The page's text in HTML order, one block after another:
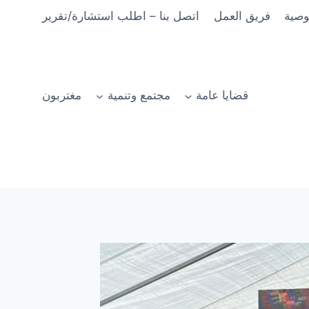
فريق العمل اتصل بنا – اطلب استشارة/تقرير
قضايا عامة مجتمع وتنمية مغتربون